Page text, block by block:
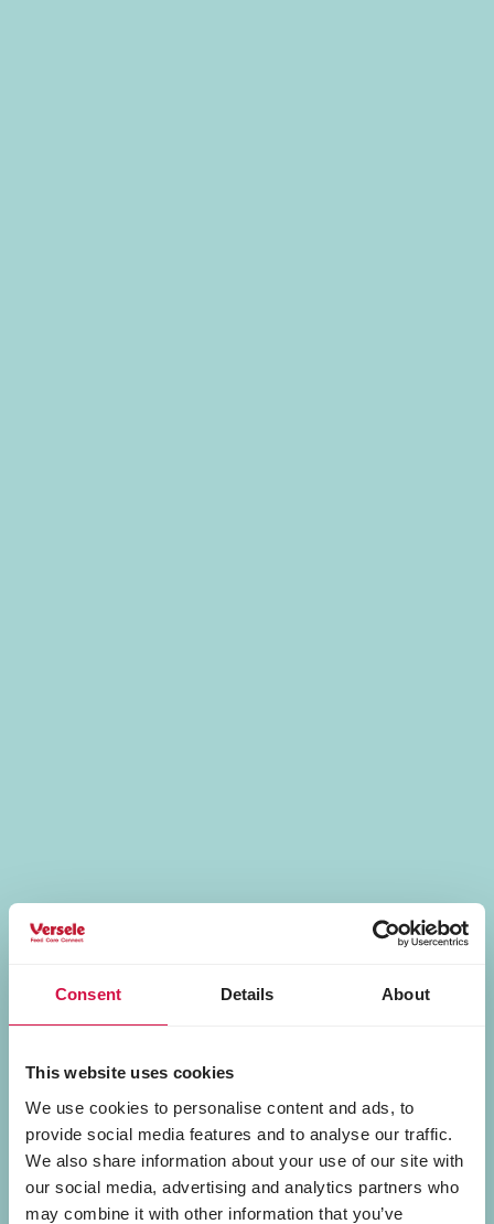
Consent Details About
This website uses cookies
We use cookies to personalise content and ads, to
provide social media features and to analyse our traffic.
We also share information about your use of our site with
our social media, advertising and analytics partners who
may combine it with other information that you’ve